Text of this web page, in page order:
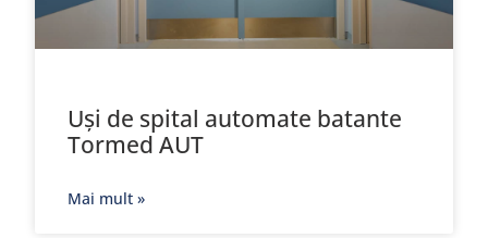
Uși de spital automate batante
Tormed AUT
Mai mult »